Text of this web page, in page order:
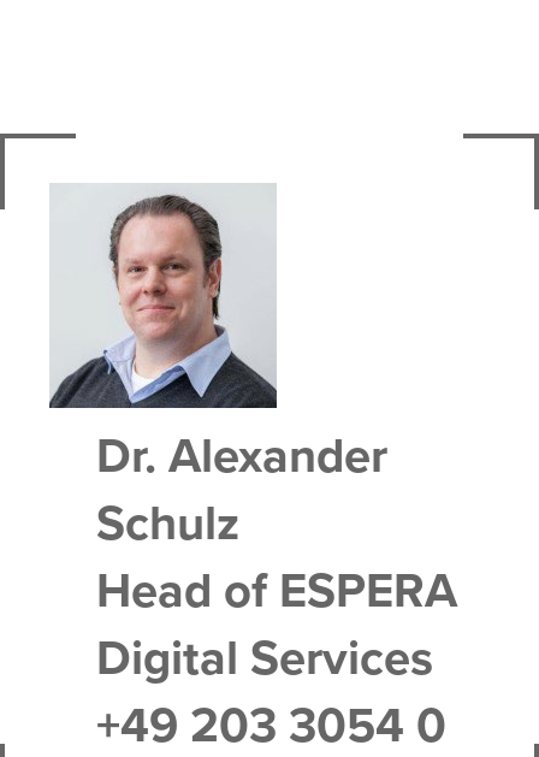
Dr. Alexander
Schulz
Head of ESPERA
Digital Services
+49 203 3054 0